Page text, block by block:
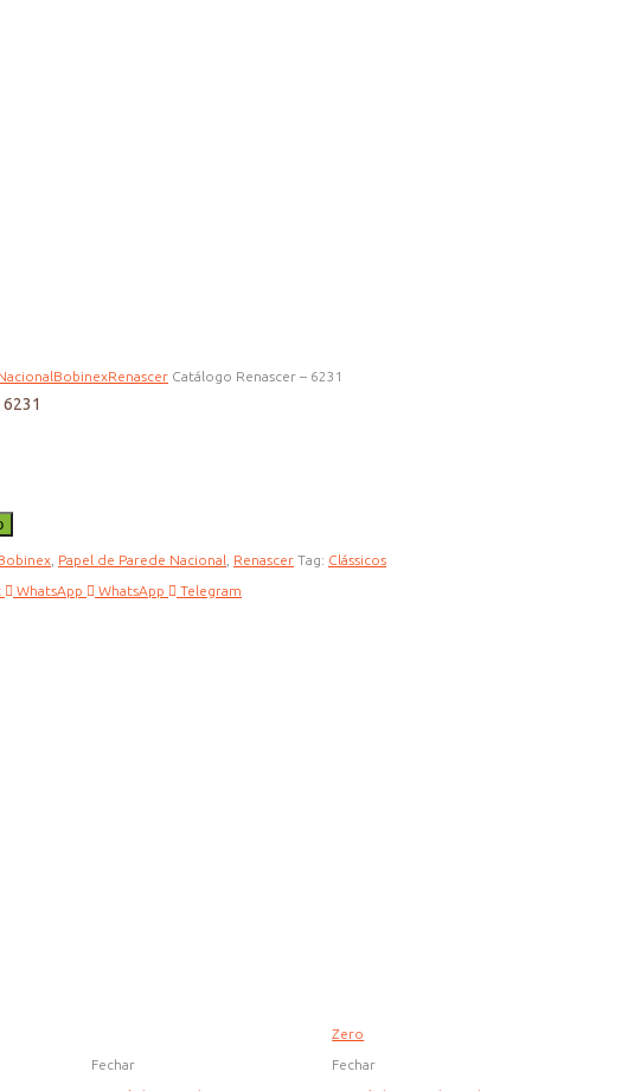
BobinexRenascer Catálogo Renascer – 6231
Papel de Parede Nacional Renascer Tag: Clássicos
WhatsApp WhatsApp Telegram
Fechar
Zero
Fechar